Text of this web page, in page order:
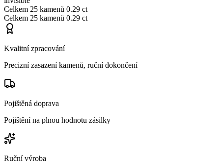
Celkem 25 kamenů 0.29 ct
Celkem 25 kamenů 0.29 ct
Kvalitní zpracování
Precizní zasazení kamenů, ruční dokončení
Pojištěná doprava
Pojištění na plnou hodnotu zásilky
Ruční výroba